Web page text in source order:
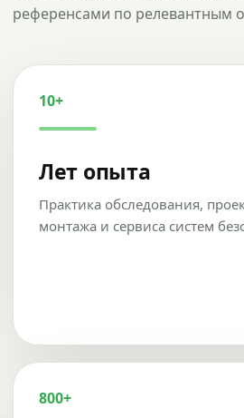
референсами по релевантным
10+
Лет опыта
Практика обследования,
монтажа и сервиса систем
800+